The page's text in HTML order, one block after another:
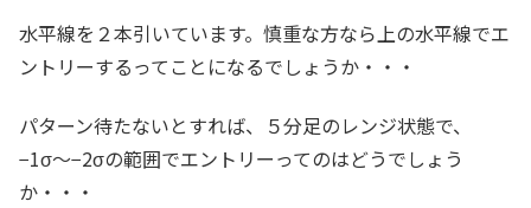
水平線を２本引いています。慎重な方なら上の水平線でエ
ントリーするってことになるでしょうか・・・
パターン待たないとすれば、５分足のレンジ状態で、
−1σ〜−2σの範囲でエントリーってのはどうでしょう
か・・・